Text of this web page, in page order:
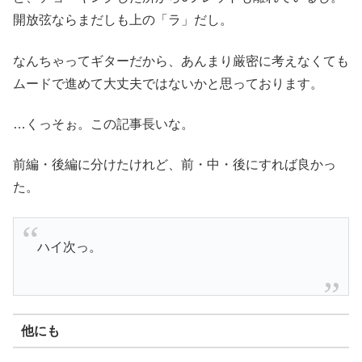
開放弦ならまだしも上の「ラ」だし。
なんちゃってギターだから、あんまり厳密に考えなくても
ムードで進めて大丈夫ではないかと思っております。
…くっそぉ。この記事長いな。
前編・後編に分けたけれど、前・中・後にすれば良かっ
た。
ハイ次っ。
他にも